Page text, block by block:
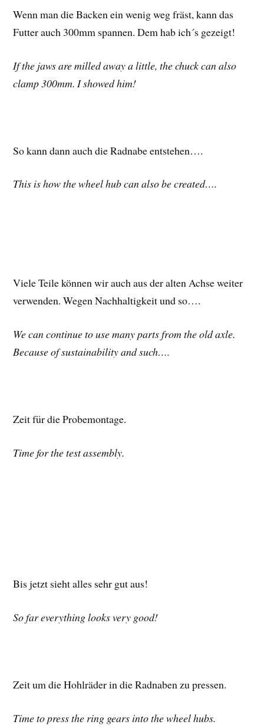
Wenn man die Backen ein wenig weg fräst, kann das
Futter auch 300mm spannen. Dem hab ich´s gezeigt!
If the jaws are milled away a little, the chuck can also
clamp 300mm. I showed him!
So kann dann auch die Radnabe entstehen….
This is how the wheel hub can also be created….
Viele Teile können wir auch aus der alten Achse weiter
verwenden. Wegen Nachhaltigkeit und so….
We can continue to use many parts from the old axle.
Because of sustainability and such….
Zeit für die Probemontage.
Time for the test assembly.
Bis jetzt sieht alles sehr gut aus!
So far everything looks very good!
Zeit um die Hohlräder in die Radnaben zu pressen.
Time to press the ring gears into the wheel hubs.